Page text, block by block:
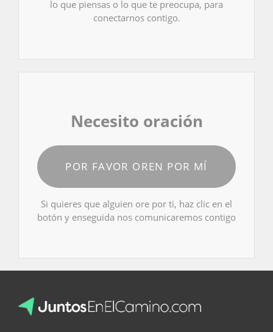
lo que piensas o lo que te preocupa, para
conectarnos contigo.
Necesito oración
POR FAVOR OREN POR MÍ
Si quieres que alguien ore por ti, haz clic en el
botón y enseguida nos comunicaremos contigo